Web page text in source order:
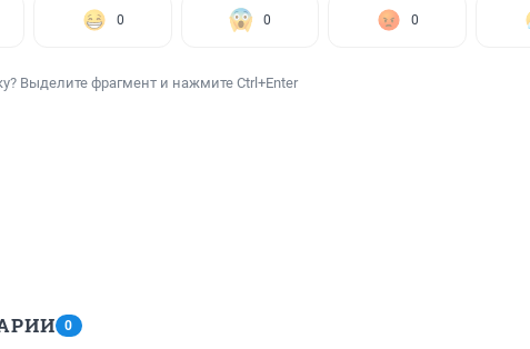
0 0 0
Выделите фрагмент и нажмите Ctrl+Enter
0